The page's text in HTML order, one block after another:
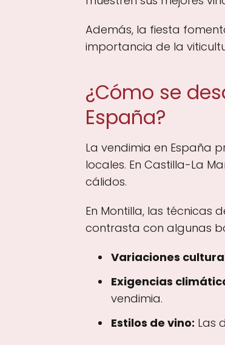
Además, la fiesta
importancia de la
¿Cómo se
España?
La vendimia en España
locales. En Castilla-La
cálidos.
En Montilla, las técnicas
contrasta con algunas
Variaciones
Exigencias
vendimia.
Estilos de vino: Las